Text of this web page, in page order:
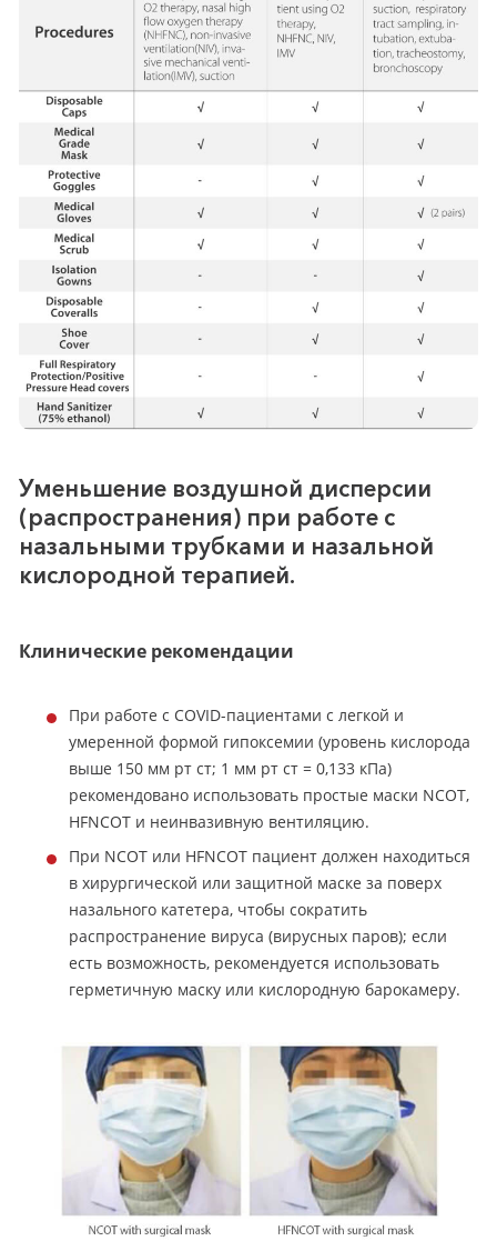
Уменьшение воздушной дисперсии
(распространения) при работе с
назальными трубками и назальной
кислородной терапией.
Клинические рекомендации
При работе с COVID-пациентами с легкой и
умеренной формой гипоксемии (уровень кислорода
выше 150 мм рт ст; 1 мм рт ст = 0,133 кПа)
рекомендовано использовать простые маски NCOT,
HFNCOT и неинвазивную вентиляцию.
При NCOT или HFNCOT пациент должен находиться
в хирургической или защитной маске за поверх
назального катетера, чтобы сократить
распространение вируса (вирусных паров); если
есть возможность, рекомендуется использовать
герметичную маску или кислородную барокамеру.